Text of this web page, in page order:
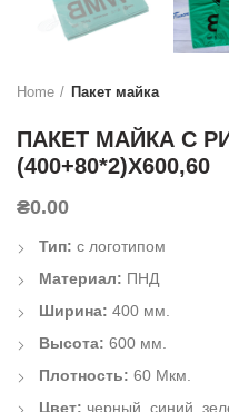
Home Пакет майка
ПАКЕТ МАЙКА С
(400+80*2)Х600,60
₴0.00
Тип: с логотипом
Материал: ПНД
Ширина: 400 мм.
Высота: 600 мм.
Плотность: 60 Мкм.
Цвет: черный, синий,